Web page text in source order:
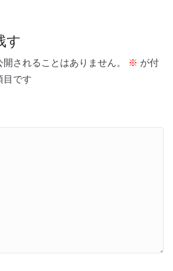
す
されることはありません。 ※ が付
目です